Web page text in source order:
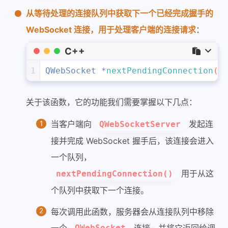
从等待处理的连接队列中获取下一个已经完成握手的
WebSocket 连接，用于处理客户端的连接请求：
C++
1 QWebSocket *nextPendingConnection ()
关于该函数，它的功能我们需要掌握以下几点：
当客户端向 QWebSocketServer
发起连
接并完成 WebSocket 握手后，该连接会进入
一个队列，
nextPendingConnection()
用于从这
个队列中获取下一个连接。
每次调用此函数，服务器会从连接队列中移除